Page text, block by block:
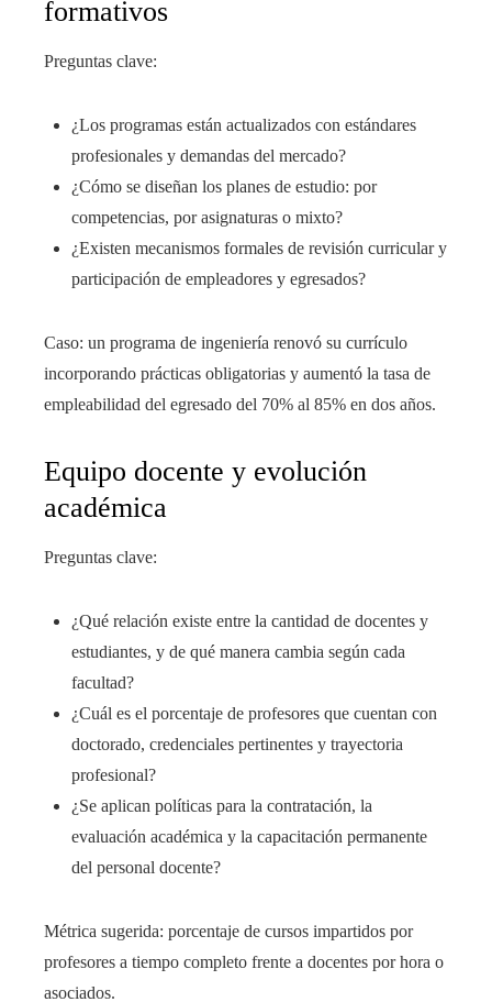
formativos
Preguntas clave:
¿Los programas están actualizados con estándares
profesionales y demandas del mercado?
¿Cómo se diseñan los planes de estudio: por
competencias, por asignaturas o mixto?
¿Existen mecanismos formales de revisión curricular y
participación de empleadores y egresados?
Caso: un programa de ingeniería renovó su currículo
incorporando prácticas obligatorias y aumentó la tasa de
empleabilidad del egresado del 70% al 85% en dos años.
Equipo docente y evolución
académica
Preguntas clave:
¿Qué relación existe entre la cantidad de docentes y
estudiantes, y de qué manera cambia según cada
facultad?
¿Cuál es el porcentaje de profesores que cuentan con
doctorado, credenciales pertinentes y trayectoria
profesional?
¿Se aplican políticas para la contratación, la
evaluación académica y la capacitación permanente
del personal docente?
Métrica sugerida: porcentaje de cursos impartidos por
profesores a tiempo completo frente a docentes por hora o
asociados.